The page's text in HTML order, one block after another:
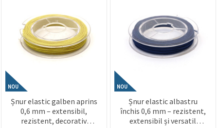
NOU
Șnur elastic galben aprins
0,6 mm – extensibil,
rezistent, decorativ
NOU
Șnur elastic albastru
închis 0,6 mm – rezistent,
extensibil și versatil